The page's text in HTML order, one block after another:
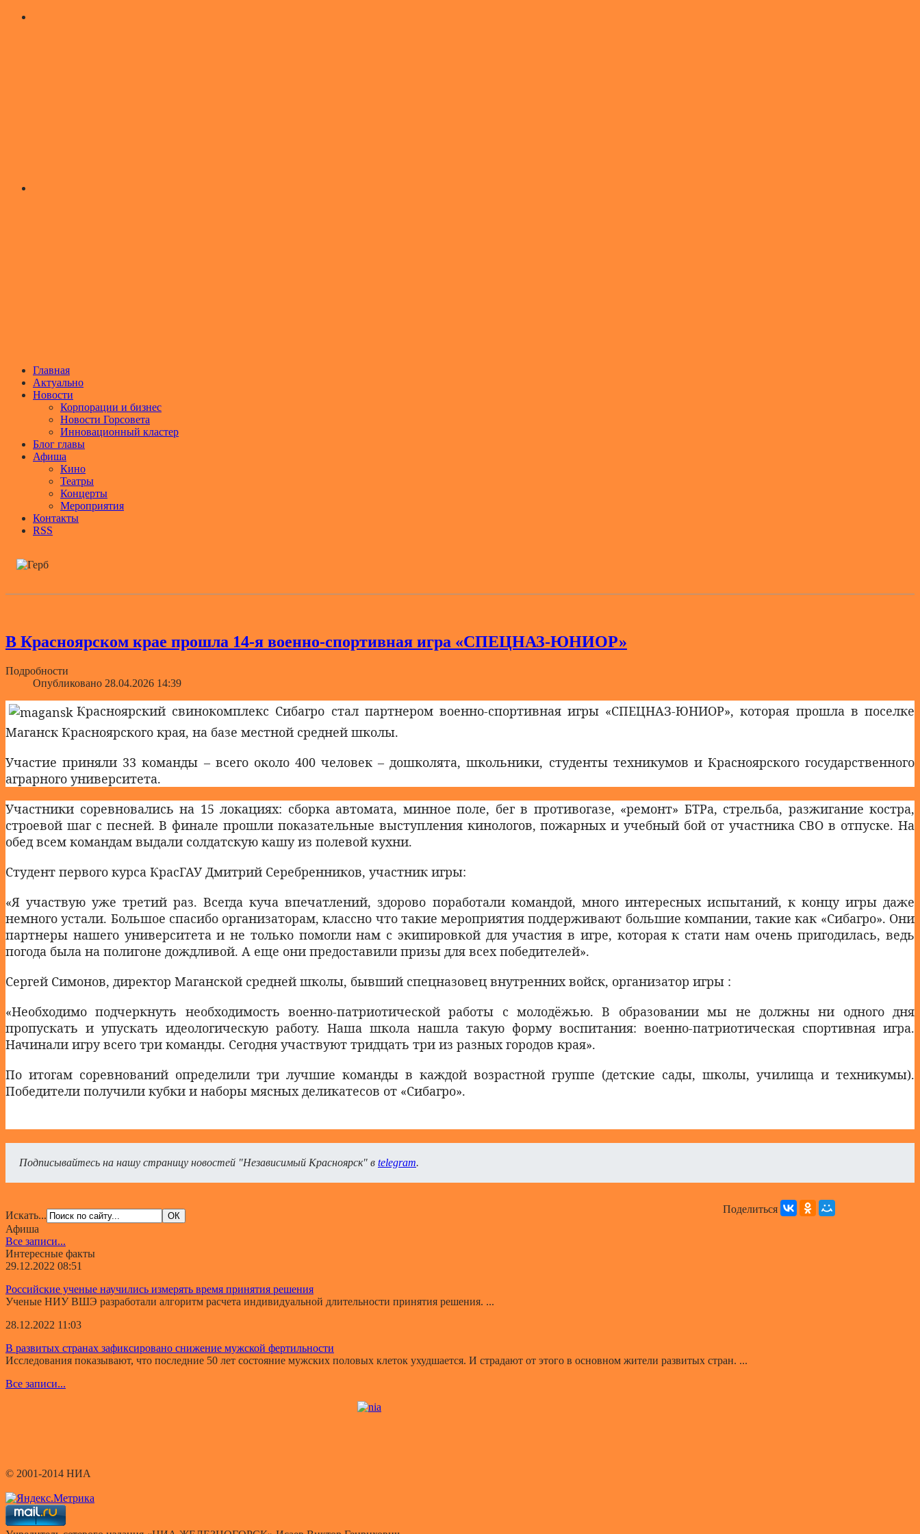
Главная
Актуально
Новости
Корпорации и бизнес
Новости Горсовета
Инновационный кластер
Блог главы
Афиша
Кино
Театры
Концерты
Мероприятия
Контакты
RSS
В Красноярском крае прошла 14-я военно-спортивная игра «СПЕЦНАЗ-ЮНИОР»
Подробности
Опубликовано 28.04.2026 14:39
Красноярский свинокомплекс Сибагро стал партнером военно-спортивная игры «СПЕЦНАЗ-ЮНИОР», которая прошла в поселке
Маганск Красноярского края, на базе местной средней школы.
Участие приняли 33 команды – всего около 400 человек – дошколята, школьники, студенты техникумов и Красноярского государственного
аграрного университета.
Участники соревновались на 15 локациях: сборка автомата, минное поле, бег в противогазе, «ремонт» БТРа, стрельба, разжигание костра,
строевой шаг с песней. В финале прошли показательные выступления кинологов, пожарных и учебный бой от участника СВО в отпуске. На
обед всем командам выдали солдатскую кашу из полевой кухни.
Студент первого курса КрасГАУ Дмитрий Серебренников, участник игры:
«Я участвую уже третий раз. Всегда куча впечатлений, здорово поработали командой, много интересных испытаний, к концу игры даже
немного устали. Большое спасибо организаторам, классно что такие мероприятия поддерживают большие компании, такие как «Сибагро». Они
партнеры нашего университета и не только помогли нам с экипировкой для участия в игре, которая к стати нам очень пригодилась, ведь
погода была на полигоне дождливой. А еще они предоставили призы для всех победителей».
Сергей Симонов, директор Маганской средней школы, бывший спецназовец внутренних войск, организатор игры :
«Необходимо подчеркнуть необходимость военно-патриотической работы с молодёжью. В образовании мы не должны ни одного дня
пропускать и упускать идеологическую работу. Наша школа нашла такую форму воспитания: военно-патриотическая спортивная игра.
Начинали игру всего три команды. Сегодня участвуют тридцать три из разных городов края».
По итогам соревнований определили три лучшие команды в каждой возрастной группе (детские сады, школы, училища и техникумы).
Победители получили кубки и наборы мясных деликатесов от «Сибагро».
Подписывайтесь на нашу страницу новостей "Независимый Красноярск" в telegram.
Поделиться
Искать...
Афиша
Все записи...
Интересные факты
29.12.2022 08:51
Российские ученые научились измерять время принятия решения
Ученые НИУ ВШЭ разработали алгоритм расчета индивидуальной длительности принятия решения. ...
28.12.2022 11:03
В развитых странах зафиксировано снижение мужской фертильности
Исследования показывают, что последние 50 лет состояние мужских половых клеток ухудшается. И страдают от этого в основном жители развитых стран. ...
Все записи...
© 2001-2014 НИА